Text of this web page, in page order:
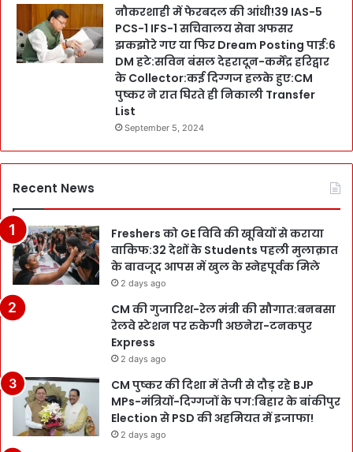
नौकरशाही में फेरबदल की आंधी!39 IAS-5
PCS-1 IFS-1 सचिवालय सेवा अफसर
झकझोरे गए या फिर Dream Posting पाई:6
DM हटे:सविन बंसल देहरादून-कर्मेंद्र हरिद्वार
के Collector:कई दिग्गज हलके हुए:CM
पुष्कर ने रात घिरते ही निकाली Transfer
List
September 5, 2024
Recent News
Freshers को GE विवि की खूबियों से कराया
वाकिफ:32 देशों के Students पहली मुलाक़ात
के बावजूद आपस में खुल के स्नेहपूर्वक मिले
2 days ago
CM की गुजारिश-रेल मंत्री की सौगात:बनबसा
रेलवे स्टेशन पर रुकेगी अछनेरा-टनकपुर
Express
2 days ago
CM पुष्कर की दिशा में तेजी से दौड़ रहे BJP
MPs-मंत्रियों-दिग्गजों के पग:बिहार के बांकीपुर
Election से PSD की अहमियत में इजाफा!
2 days ago